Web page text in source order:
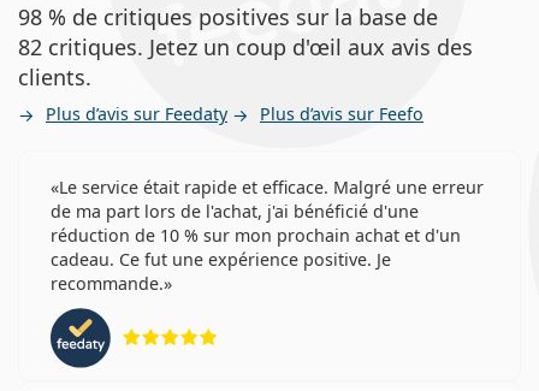
98 % de critiques positives sur la base de
82 critiques. Jetez un coup d'œil aux avis des
clients.
Plus d’avis sur Feedaty Plus d’avis sur Feefo
Le service était rapide et efficace. Malgré une erreur
de ma part lors de l'achat, j'ai bénéficié d'une
réduction de 10 % sur mon prochain achat et d'un
cadeau. Ce fut une expérience positive. Je
recommande.